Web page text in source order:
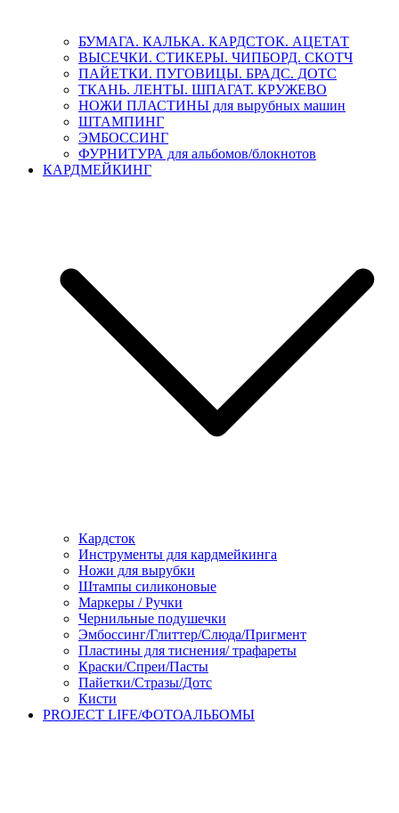
БУМАГА. КАЛЬКА. КАРДСТОК. АЦЕТАТ
ВЫСЕЧКИ. СТИКЕРЫ. ЧИПБОРД. СКОТЧ
ПАЙЕТКИ. ПУГОВИЦЫ. БРАДС. ДОТС
ТКАНЬ. ЛЕНТЫ. ШПАГАТ. КРУЖЕВО
НОЖИ ПЛАСТИНЫ для вырубных машин
ШТАМПИНГ
ЭМБОССИНГ
ФУРНИТУРА для альбомов/блокнотов
КАРДМЕЙКИНГ
Кардсток
Инструменты для кардмейкинга
Ножи для вырубки
Штампы силиконовые
Маркеры / Ручки
Чернильные подушечки
Эмбоссинг/Глиттер/Слюда/Пригмент
Пластины для тиснения/ трафареты
Краски/Спреи/Пасты
Пайетки/Стразы/Дотс
Кисти
PROJECT LIFE/ФОТОАЛЬБОМЫ